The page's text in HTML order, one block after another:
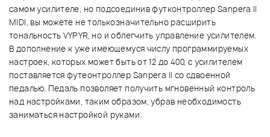
самом усилителе, но подсоединив футконтроллер Sanpera II
MIDI, вы можете не толькозначительно расширить
тональность VYPYR, но и облегчить управление усилителем.
В дополнение к уже имеющемуся числу программируемых
настроек, которых может быть от 12 до 400, с усилителем
поставляется футеонтроллер Sanpera II со сдвоенной
педалью. Педаль позволяет получить мгновенный контроль
над настройками, таким образом, убрав необходимость
заниматься настройкой руками.